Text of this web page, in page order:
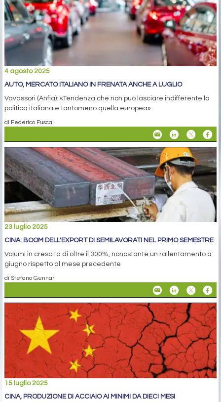
4 agosto 2025
AUTO, MERCATO ITALIANO IN FRENATA ANCHE A LUGLIO
Vavassori (Anfia): «Tendenza che non può lasciare indifferente la
politica italiana e tantomeno quella europea»
di Federico Fusca
23 luglio 2025
CINA: BOOM DELL'EXPORT DI SEMILAVORATI NEL PRIMO SEMESTRE
Volumi in crescita di oltre il 300%, nonostante un rallentamento a
giugno rispetto al mese precedente
di Stefano Gennari
15 luglio 2025
CINA, PRODUZIONE DI ACCIAIO AI MINIMI DA DIECI MESI